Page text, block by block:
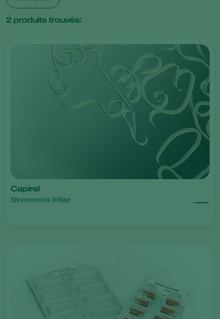
2 produits trouvés:
Capirel
Steinernema feltiae